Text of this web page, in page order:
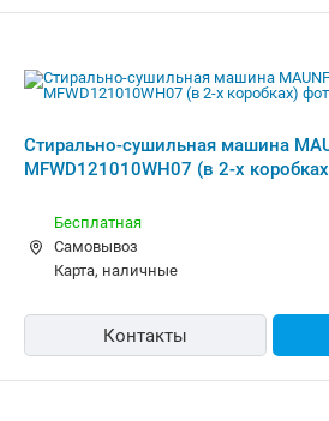
Стирально-сушильная машина
MFWD121010WH07 (в 2-х
Бесплатная
Самовывоз
карта, наличные
Контакты